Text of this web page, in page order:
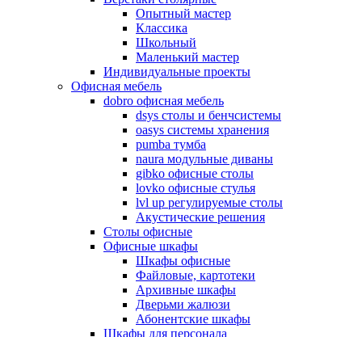
Опытный мастер
Классика
Школьный
Маленький мастер
Индивидуальные проекты
Офисная мебель
dobro офисная мебель
dsys столы и бенчсистемы
oasys системы хранения
pumba тумба
naura модульные диваны
gibko офисные столы
lovko офисные стулья
lvl up регулируемые столы
Акустические решения
Столы офисные
Офисные шкафы
Шкафы офисные
Файловые, картотеки
Архивные шкафы
Дверьми жалюзи
Абонентские шкафы
Шкафы для персонала